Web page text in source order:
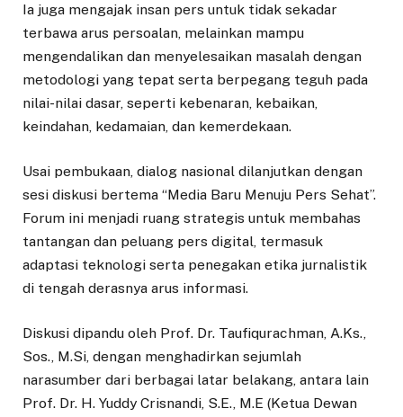
Ia juga mengajak insan pers untuk tidak sekadar
terbawa arus persoalan, melainkan mampu
mengendalikan dan menyelesaikan masalah dengan
metodologi yang tepat serta berpegang teguh pada
nilai-nilai dasar, seperti kebenaran, kebaikan,
keindahan, kedamaian, dan kemerdekaan.
Usai pembukaan, dialog nasional dilanjutkan dengan
sesi diskusi bertema “Media Baru Menuju Pers Sehat”.
Forum ini menjadi ruang strategis untuk membahas
tantangan dan peluang pers digital, termasuk
adaptasi teknologi serta penegakan etika jurnalistik
di tengah derasnya arus informasi.
Diskusi dipandu oleh Prof. Dr. Taufiqurachman, A.Ks.,
Sos., M.Si, dengan menghadirkan sejumlah
narasumber dari berbagai latar belakang, antara lain
Prof. Dr. H. Yuddy Crisnandi, S.E., M.E (Ketua Dewan